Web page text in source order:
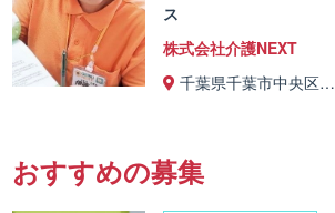
ス
株式会社介護NEXT
千葉県千葉市中央区…
おすすめの募集